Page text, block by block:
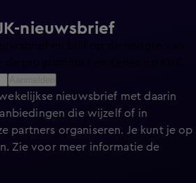
nieuwsbrief
nieuwsbrief met daarin
die wijzelf of in
partners organiseren. Je kunt je op
Zie voor meer informatie de